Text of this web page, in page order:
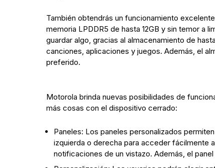
También obtendrás un funcionamiento
memoria LPDDR5 de hasta 12GB y sin temor a
guardar algo, gracias al almacenamiento de
canciones, aplicaciones y juegos. Además, el
preferido.
Motorola brinda nuevas posibilidades de
más cosas con el dispositivo cerrado:
Paneles: Los paneles personalizados
izquierda o derecha para acceder fácilmente
notificaciones de un vistazo. Además, el